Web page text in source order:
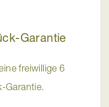
Garantie
freiwillige 6
Garantie.